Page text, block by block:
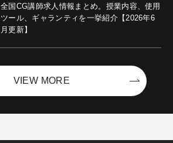
全国CG講師求人情報まとめ。授業内容、使用
ツール、ギャランティを一挙紹介【2026年6
月更新】
VIEW MORE